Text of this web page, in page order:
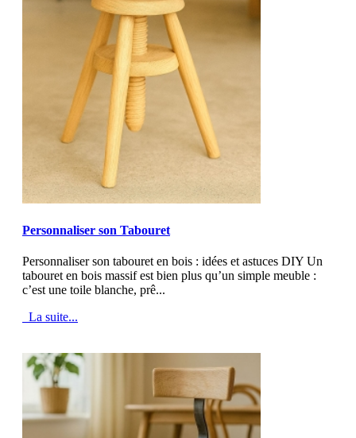
Personnaliser son Tabouret
Personnaliser son tabouret en bois : idées et astuces DIY Un
tabouret en bois massif est bien plus qu’un simple meuble :
c’est une toile blanche, prê...
La suite...